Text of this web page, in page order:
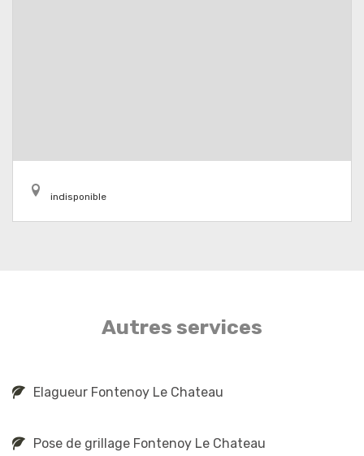
indisponible
Autres services
Elagueur Fontenoy Le Chateau
Pose de grillage Fontenoy Le Chateau